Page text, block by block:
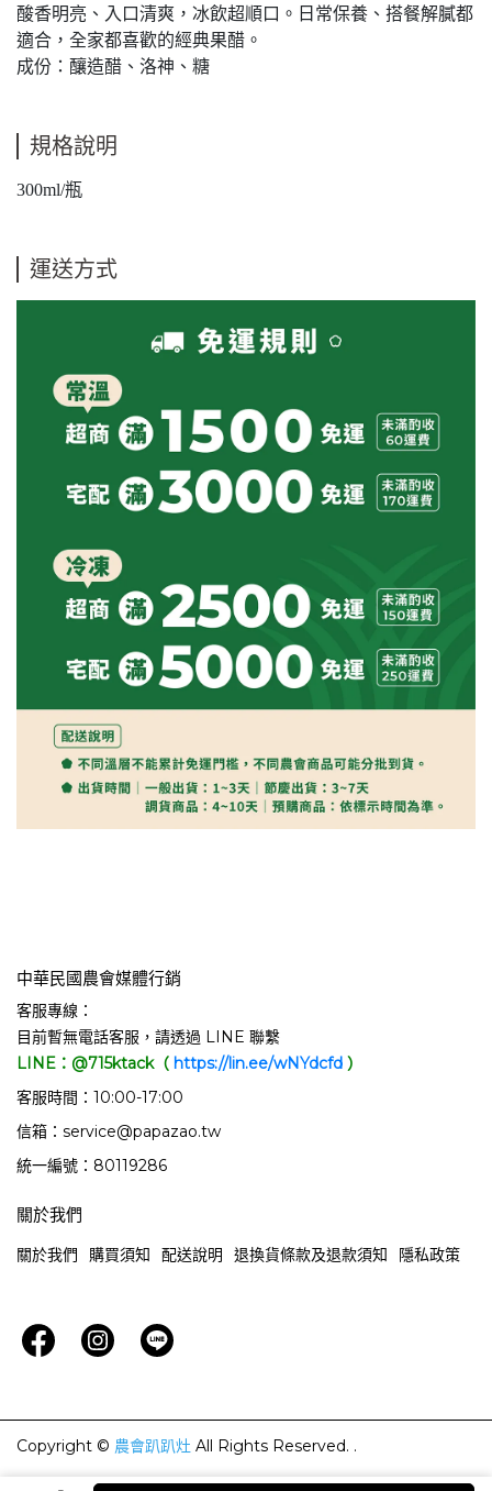
酸香明亮、入口清爽，冰飲超順口。日常保養、搭餐解膩都
適合，全家都喜歡的經典果醋。
成份：釀造醋、洛神、糖
規格說明
300ml/瓶
運送方式
中華民國農會媒體行銷
客服專線：
目前暫無電話客服，請透過 LINE 聯繫
LINE：@715ktack（ https://lin.ee/wNYdcfd ）
客服時間：10:00-17:00
信箱：service@papazao.tw
統一編號：80119286
關於我們
關於我們 購買須知 配送說明 退換貨條款及退款須知 隱私政策
Copyright © 農會趴趴灶 All Rights Reserved. .